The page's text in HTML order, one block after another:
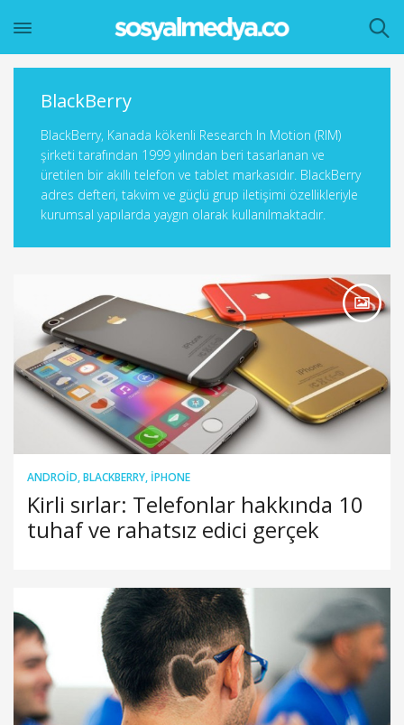
BlackBerry
BlackBerry, Kanada kökenli Research In Motion (RIM)
şirketi tarafından 1999 yılından beri tasarlanan ve
üretilen bir akıllı telefon ve tablet markasıdır. BlackBerry
adres defteri, takvim ve güçlü grup iletişimi özellikleriyle
kurumsal yapılarda yaygın olarak kullanılmaktadır.
ANDROID,BLACKBERRY, IPHONE
Kirli sırlar: Telefonlar hakkında 10
tuhaf ve rahatsız edici gerçek